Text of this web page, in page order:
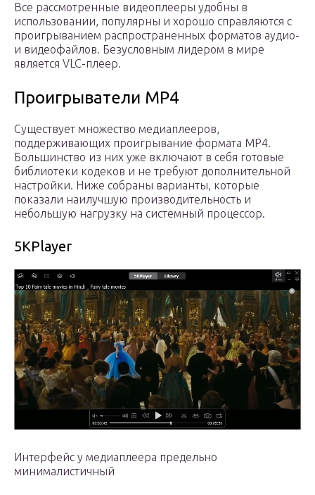
Все рассмотренные видеоплееры удобны в
использовании, популярны и хорошо справляются с
проигрыванием распространенных форматов аудио-
и видеофайлов. Безусловным лидером в мире
является VLC-плеер.
Проигрыватели MP4
Существует множество медиаплееров,
поддерживающих проигрывание формата MP4.
Большинство из них уже включают в себя готовые
библиотеки кодеков и не требуют дополнительной
настройки. Ниже собраны варианты, которые
показали наилучшую производительность и
небольшую нагрузку на системный процессор.
5KPlayer
Интерфейс у медиаплеера предельно
минималистичный